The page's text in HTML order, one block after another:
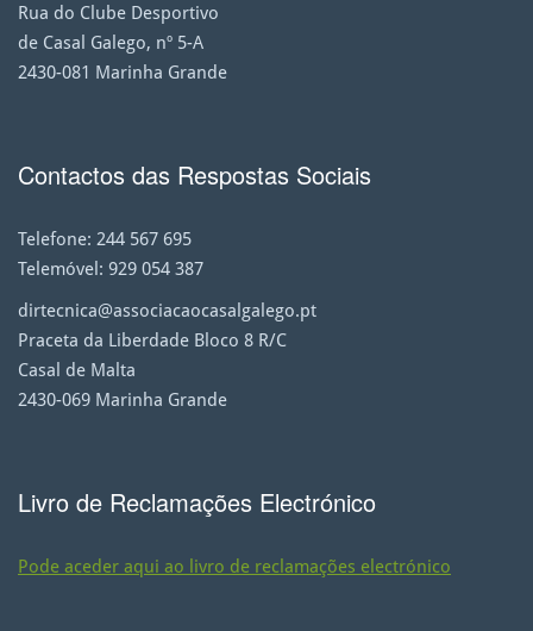
Rua do Clube Desportivo
de Casal Galego, nº 5-A
2430-081 Marinha Grande
Contactos das Respostas Sociais
Telefone: 244 567 695
Telemóvel: 929 054 387
dirtecnica@associacaocasalgalego.pt
Praceta da Liberdade Bloco 8 R/C
Casal de Malta
2430-069 Marinha Grande
Livro de Reclamações Electrónico
Pode aceder aqui ao livro de reclamações electrónico